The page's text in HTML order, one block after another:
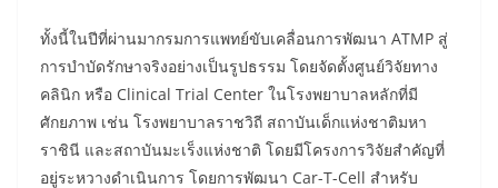
ทั้งนี้ในปีที่ผ่านมากรมการแพทย์ขับเคลื่อนการพัฒนา ATMP สู่
การบำบัดรักษาจริงอย่างเป็นรูปธรรม โดยจัดตั้งศูนย์วิจัยทาง
คลินิก หรือ Clinical Trial Center ในโรงพยาบาลหลักที่มี
ศักยภาพ เช่น โรงพยาบาลราชวิถี สถาบันเด็กแห่งชาติมหา
ราชินี และสถาบันมะเร็งแห่งชาติ โดยมีโครงการวิจัยสำคัญที่
อยู่ระหวางดำเนินการ โดยการพัฒนา Car-T-Cell สำหรับ